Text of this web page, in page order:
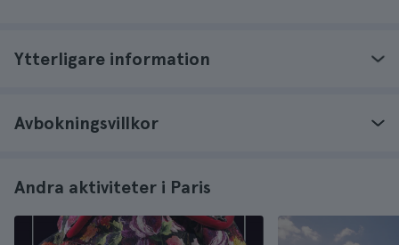
Ytterligare information
Avbokningsvillkor
Andra aktiviteter i Paris